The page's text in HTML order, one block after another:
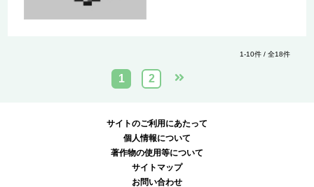
1-10件 / 全18件
1 2
サイトのご利用にあたって
個人情報について
著作物の使用等について
サイトマップ
お問い合わせ